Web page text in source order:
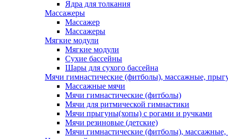
Ядра для толкания
Массажеры
Массажер
Массажеры
Мягкие модули
Мягкие модули
Сухие бассейны
Шары для сухого бассейна
Мячи гимнастические (фитболы), массажные,
Массажные мячи
Мячи гимнастические (фитболы)
Мячи для ритмической гимнастики
Мячи прыгуны(хопы) с рогами и ручками
Мячи резиновые (детские)
Мячи гимнастические (фитболы),